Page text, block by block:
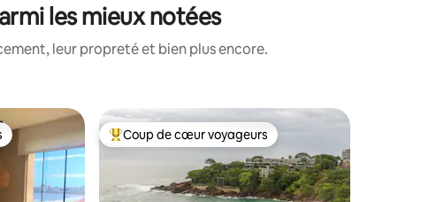
les mieux notées
leur propreté et bien plus encore.
plus appréciés Coups de cœur voyageurs les plus appréciés
Coup de cœur voyageurs